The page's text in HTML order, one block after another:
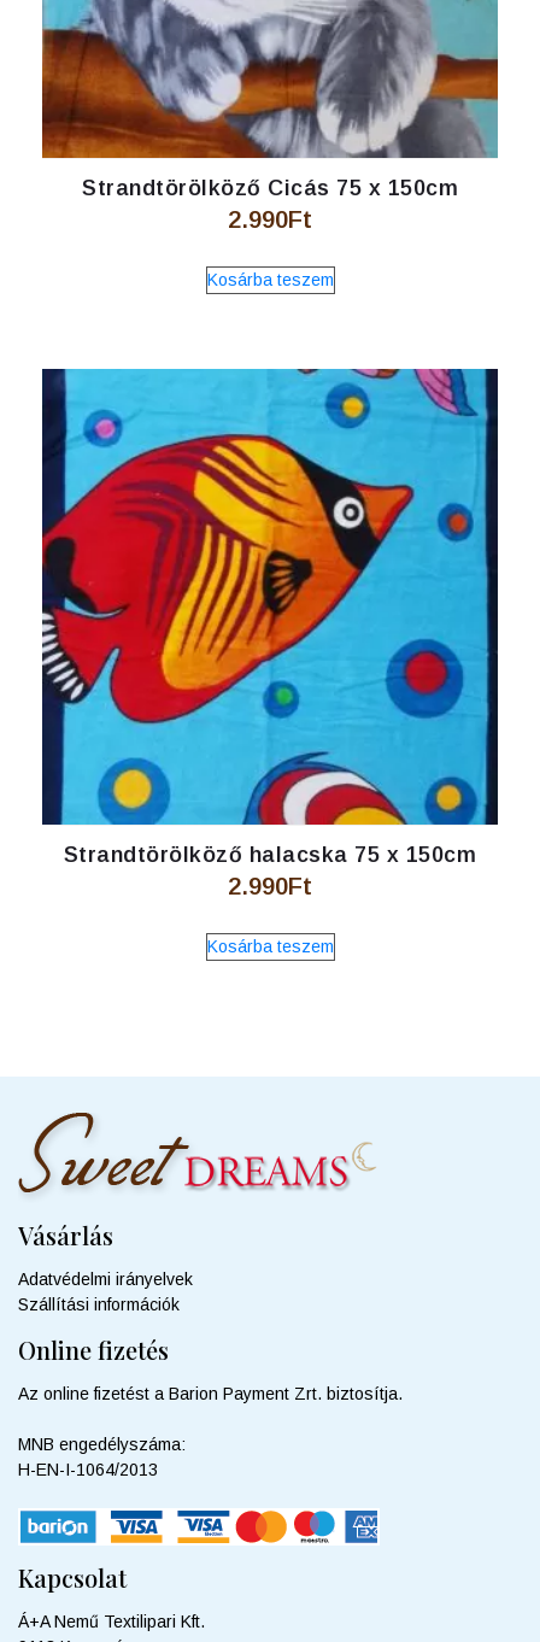
Strandtörölköző Cicás 75 x 150cm
2.990Ft
Kosárba teszem
Strandtörölköző halacska 75 x 150cm
2.990Ft
Kosárba teszem
Vásárlás
Adatvédelmi irányelvek
Szállítási információk
Online fizetés
Az online fizetést a Barion Payment Zrt. biztosítja.
MNB engedélyszáma:
H-EN-I-1064/2013
Kapcsolat
Á+A Nemű Textilipari Kft.